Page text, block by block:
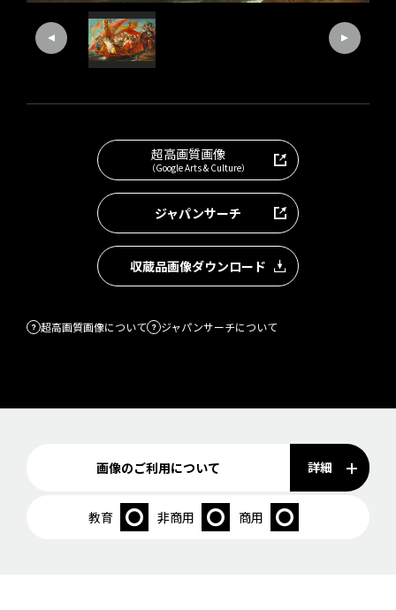
超高画質画像
（Google Arts & Culture）
ジャパンサーチ
収蔵品画像ダウンロード
超高画質画像について ジャパンサーチについて
画像のご利用について 詳細
教育 非商用 商用